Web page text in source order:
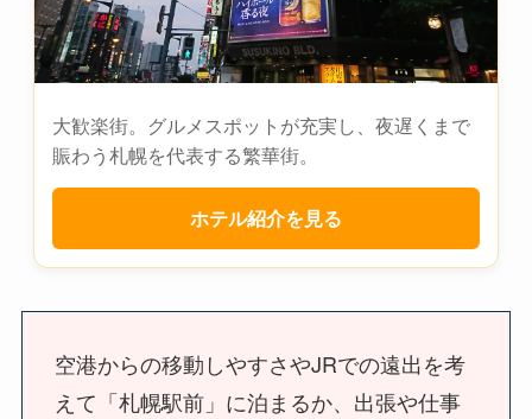
大歓楽街。グルメスポットが充実し、夜遅くまで
賑わう札幌を代表する繁華街。
ホテル紹介を見る
空港からの移動しやすさやJRでの遠出を考
えて「札幌駅前」に泊まるか、出張や仕事